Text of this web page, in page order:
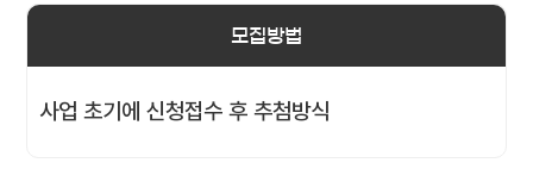
모집방법
사업 초기에 신청접수 후 추첨방식